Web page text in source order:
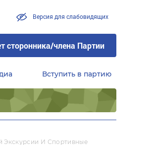
Версия для слабовидящих
сторонника/члена Партии
Вступить в партию
Экскурсии И Спортивные